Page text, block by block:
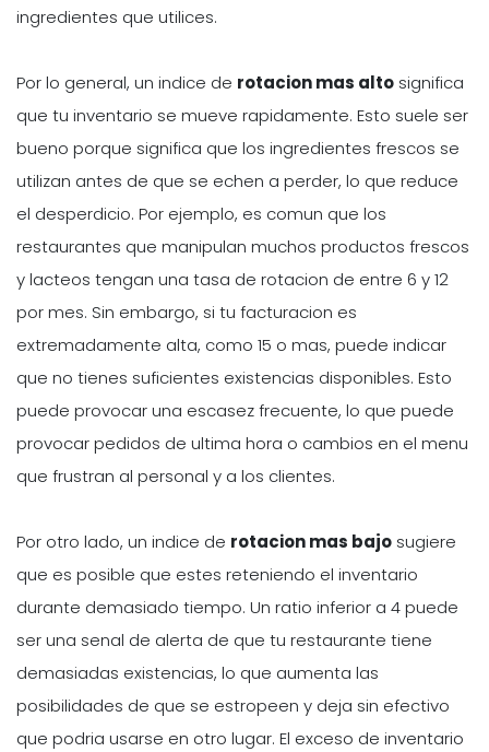
ingredientes que utilices.
Por lo general, un indice de rotacion mas alto significa
que tu inventario se mueve rapidamente. Esto suele ser
bueno porque significa que los ingredientes frescos se
utilizan antes de que se echen a perder, lo que reduce
el desperdicio. Por ejemplo, es comun que los
restaurantes que manipulan muchos productos frescos
y lacteos tengan una tasa de rotacion de entre 6 y 12
por mes. Sin embargo, si tu facturacion es
extremadamente alta, como 15 o mas, puede indicar
que no tienes suficientes existencias disponibles. Esto
puede provocar una escasez frecuente, lo que puede
provocar pedidos de ultima hora o cambios en el menu
que frustran al personal y a los clientes.
Por otro lado, un indice de rotacion mas bajo sugiere
que es posible que estes reteniendo el inventario
durante demasiado tiempo. Un ratio inferior a 4 puede
ser una senal de alerta de que tu restaurante tiene
demasiadas existencias, lo que aumenta las
posibilidades de que se estropeen y deja sin efectivo
que podria usarse en otro lugar. El exceso de inventario